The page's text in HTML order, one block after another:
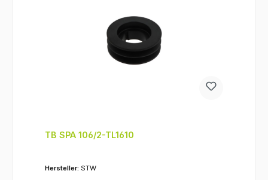
TB SPA 106/2-TL1610
Hersteller: STW